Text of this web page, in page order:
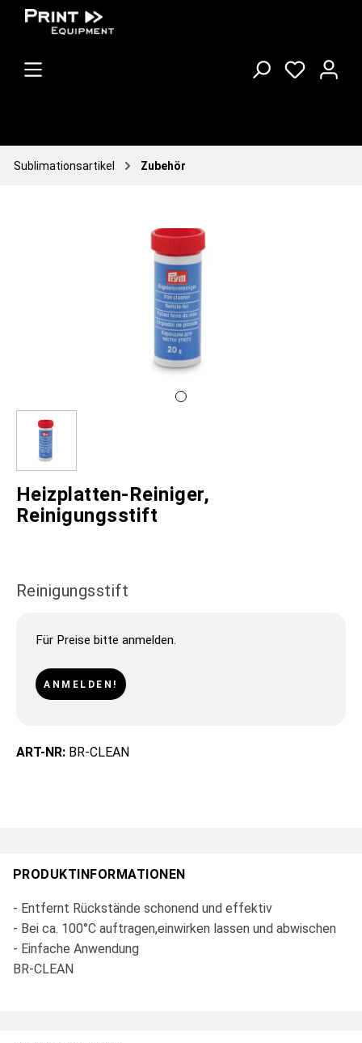
Sublimationsartikel Zubehör
Heizplatten-Reiniger,
Reinigungsstift
Reinigungsstift
Für Preise bitte anmelden.
ANMELDEN!
ART-NR: BR-CLEAN
PRODUKTINFORMATIONEN
- Entfernt Rückstände schonend und effektiv
- Bei ca. 100°C auftragen,einwirken lassen und abwischen
- Einfache Anwendung
BR-CLEAN